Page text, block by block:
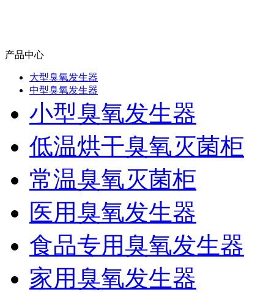
产品中心
大型臭氧发生器
中型臭氧发生器
小型臭氧发生器
低温烘干臭氧灭菌柜
常温臭氧灭菌柜
医用臭氧发生器
食品专用臭氧发生器
家用臭氧发生器